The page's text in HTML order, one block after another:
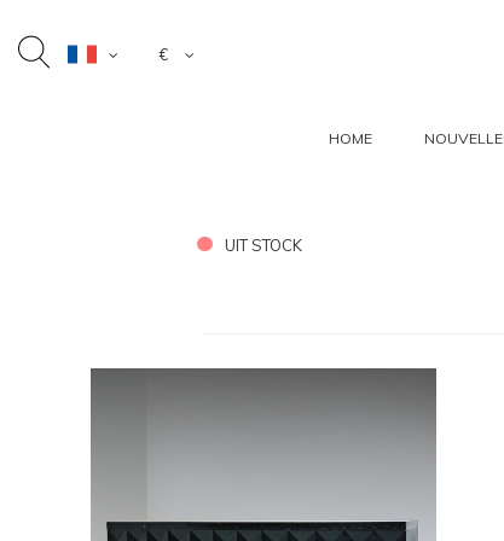
€
HOME
UIT STOCK